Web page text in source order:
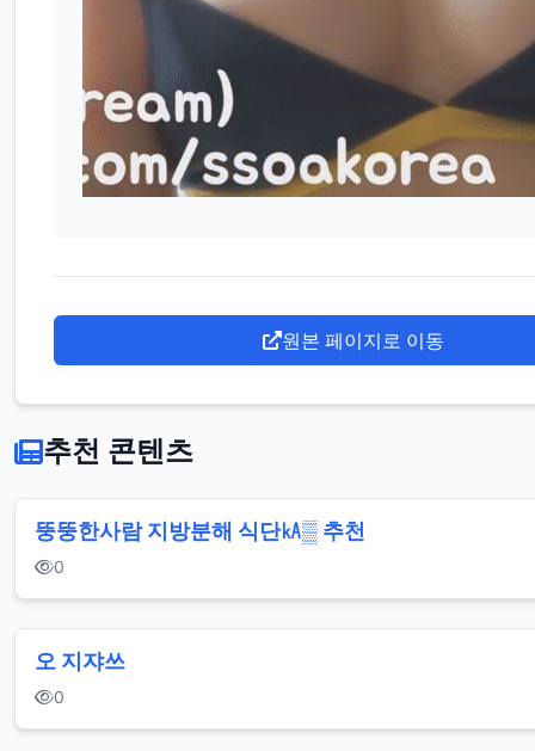
원본 페이지로 이동
추천 콘텐츠
뚱뚱한사람 지방분해 식단㎄▒ 추천
0
오 지쟈쓰
0